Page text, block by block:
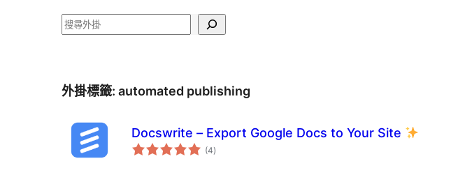
搜
外掛標籤: automated publishing
Docswrite – Export Google Docs to Your Site
(4總
評)